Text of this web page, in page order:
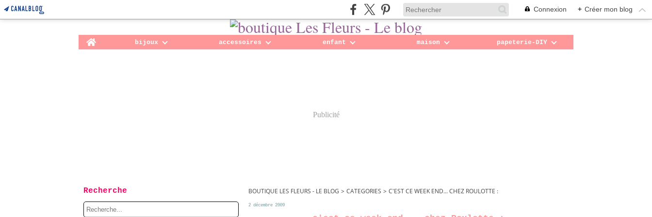
Connexion + Créer mon blog
Home
bijoux accessoires enfant maison papeterie-DIY
Publicité
Recherche BOUTIQUE LES FLEURS - LE BLOG > CATEGORIES > C'EST CE WEEK END... CHEZ ROULOTTE :
2 décembre 2009